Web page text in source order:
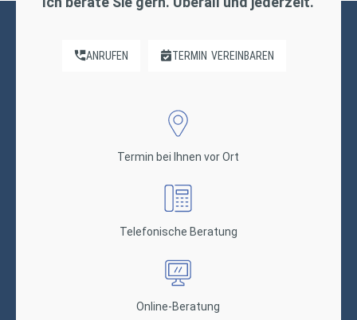
ANRUFEN TERMIN VEREINBAREN
Termin bei Ihnen vor Ort
Telefonische Beratung
Online-Beratung